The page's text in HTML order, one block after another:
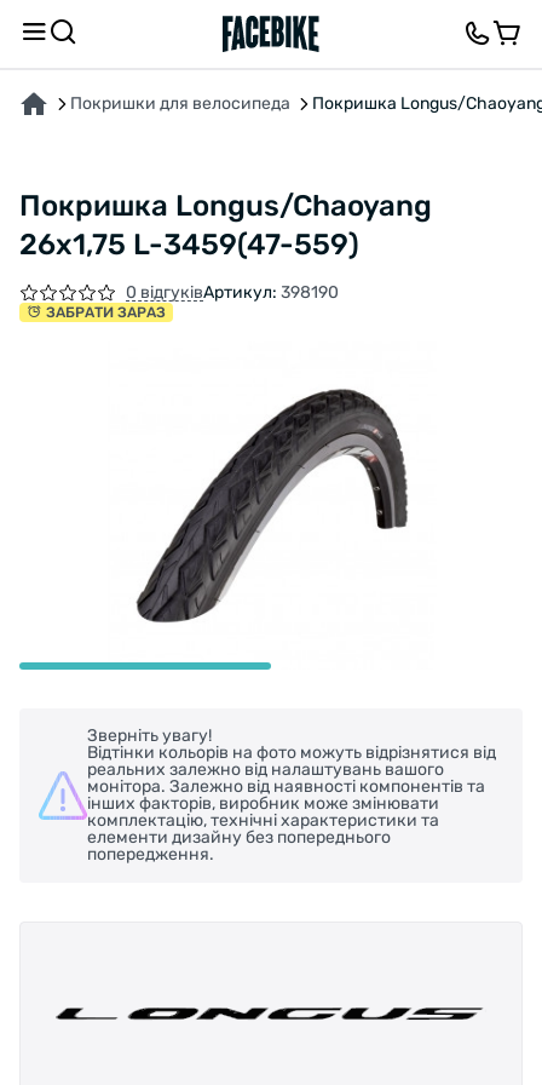
Покришки для велосипеда Покришка Longus/
Покришка Longus/Chaoyang
26x1,75 L-3459(47-559)
0 відгуківАртикул: 398190
ЗАБРАТИ ЗАРАЗ
Зверніть увагу!
Відтінки кольорів на фото можуть відрізнятися від
реальних залежно від налаштувань вашого
монітора. Залежно від наявності компонентів та
інших факторів, виробник може змінювати
комплектацію, технічні характеристики та
елементи дизайну без попереднього
попередження.
ПРО ТОВАР ХАРАКТЕРИСТИКИОПИС ВІДГУКИ ТА ЗАПИТАННЯ